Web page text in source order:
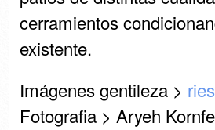
cerramientos
existente.
Imágenes gentileza >
Fotografia > Aryeh